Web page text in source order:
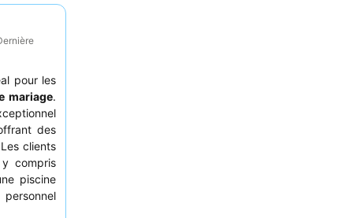
pour les
mariage.
des
clients
compris
piscine
personnel